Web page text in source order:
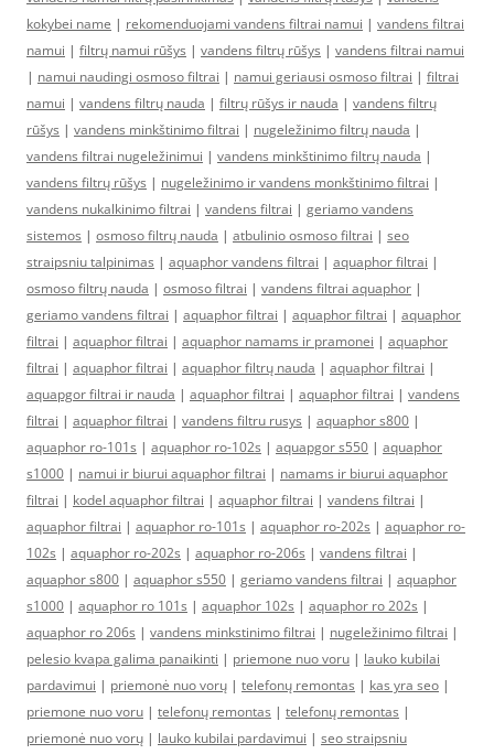
kokybei name | rekomenduojami vandens filtrai namui | vandens filtrai
namui | filtrų namui rūšys | vandens filtrų rūšys | vandens filtrai namui
| namui naudingi osmoso filtrai | namui geriausi osmoso filtrai | filtrai
namui | vandens filtrų nauda | filtrų rūšys ir nauda | vandens filtrų
rūšys | vandens minkštinimo filtrai | nugeležinimo filtrų nauda |
vandens filtrai nugeležinimui | vandens minkštinimo filtrų nauda |
vandens filtrų rūšys | nugeležinimo ir vandens monkštinimo filtrai |
vandens nukalkinimo filtrai | vandens filtrai | geriamo vandens
sistemos | osmoso filtrų nauda | atbulinio osmoso filtrai | seo
straipsniu talpinimas | aquaphor vandens filtrai | aquaphor filtrai |
osmoso filtrų nauda | osmoso filtrai | vandens filtrai aquaphor |
geriamo vandens filtrai | aquaphor filtrai | aquaphor filtrai | aquaphor
filtrai | aquaphor filtrai | aquaphor namams ir pramonei | aquaphor
filtrai | aquaphor filtrai | aquaphor filtrų nauda | aquaphor filtrai |
aquapgor filtrai ir nauda | aquaphor filtrai | aquaphor filtrai | vandens
filtrai | aquaphor filtrai | vandens filtru rusys | aquaphor s800 |
aquaphor ro-101s | aquaphor ro-102s | aquapgor s550 | aquaphor
s1000 | namui ir biurui aquaphor filtrai | namams ir biurui aquaphor
filtrai | kodel aquaphor filtrai | aquaphor filtrai | vandens filtrai |
aquaphor filtrai | aquaphor ro-101s | aquaphor ro-202s | aquaphor ro-
102s | aquaphor ro-202s | aquaphor ro-206s | vandens filtrai |
aquaphor s800 | aquaphor s550 | geriamo vandens filtrai | aquaphor
s1000 | aquaphor ro 101s | aquaphor 102s | aquaphor ro 202s |
aquaphor ro 206s | vandens minkstinimo filtrai | nugeležinimo filtrai |
pelesio kvapa galima panaikinti | priemone nuo voru | lauko kubilai
pardavimui | priemonė nuo vorų | telefonų remontas | kas yra seo |
priemone nuo voru | telefonų remontas | telefonų remontas |
priemonė nuo vorų | lauko kubilai pardavimui | seo straipsniu